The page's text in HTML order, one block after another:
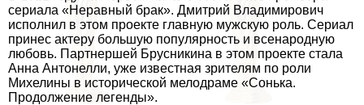
сериала «Неравный бpaк». Дмитрий Владимирович
исполнил в этом проекте главную мужскую роль. Сериал
принес актеру большую популярность и всенародную
любовь. Партнершей Брусникина в этом проекте стала
Анна Антонелли, уже известная зрителям по роли
Михелины в исторической мелодраме «Сонька.
Продолжение легенды».